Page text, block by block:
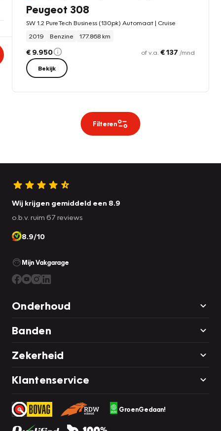
Peugeot 308
SW 1.2 PureTech Business (130pk) Automaat | Cruise
2019
Benzine 177.868 km
€ 9.950 of v.a. € 137 /mnd
Bekijk
Filteren
Wij krijgen gemiddeld een 8.9
o.b.v. ruim 67 reviews
8.9/10
Mijn Vakgarage
Onderhoud
Banden
Zekerheid
Klantenservice
GroenGedaan!